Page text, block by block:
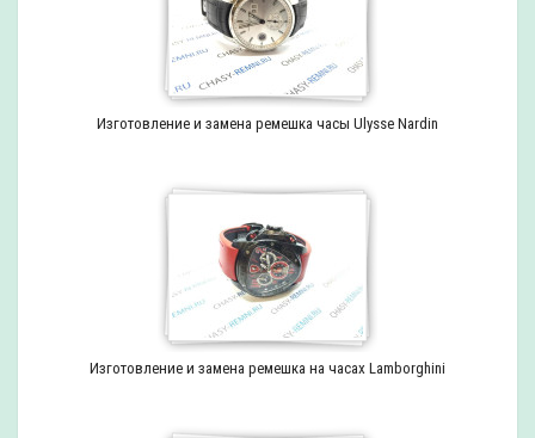
Изготовление и замена ремешка часы Ulysse Nardin
Изготовление и замена ремешка на часах Lamborghini